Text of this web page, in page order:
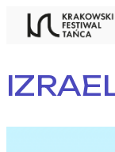
Przejdź
treści